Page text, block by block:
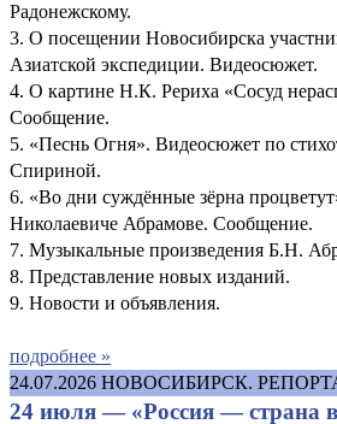
Радонежскому.
3. О посещении Новосибирска
Азиатской экспедиции. Видеосюжет.
4. О картине Н.К. Рериха «Сосуд
Сообщение.
5. «Песнь Огня». Видеосюжет по
Спириной.
6. «Во дни суждённые зёрна
Николаевиче Абрамове. Сообщение.
7. Музыкальные произведения Б.Н.
8. Представление новых изданий.
9. Новости и объявления.
подробнее »
24.07.2026 НОВОСИБИРСК.
24 июля — «Россия — страна